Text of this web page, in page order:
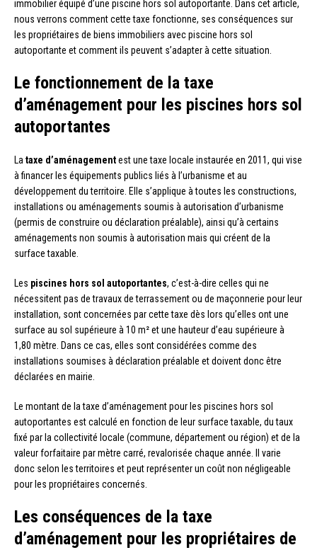
immobilier équipé d’une piscine hors sol autoportante. Dans cet article,
nous verrons comment cette taxe fonctionne, ses conséquences sur
les propriétaires de biens immobiliers avec piscine hors sol
autoportante et comment ils peuvent s’adapter à cette situation.
Le fonctionnement de la taxe
d’aménagement pour les piscines hors sol
autoportantes
Lataxe d’aménagementest une taxe locale instaurée en 2011, qui vise
à financer les équipements publics liés à l’urbanisme et au
développement du territoire. Elle s’applique à toutes les constructions,
installations ou aménagements soumis à autorisation d’urbanisme
(permis de construire ou déclaration préalable), ainsi qu’à certains
aménagements non soumis à autorisation mais qui créent de la
surface taxable.
Les piscines hors sol autoportantes, c’est-à-dire celles qui ne
nécessitent pas de travaux de terrassement ou de maçonnerie pour leur
installation, sont concernées par cette taxe dès lors qu’elles ont une
surface au sol supérieure à 10 m² et une hauteur d’eau supérieure à
1,80 mètre. Dans ce cas, elles sont considérées comme des
installations soumises à déclaration préalable et doivent donc être
déclarées en mairie.
Le montant de la taxe d’aménagement pour les piscines hors sol
autoportantes est calculé en fonction de leur surface taxable, du taux
fixé par la collectivité locale (commune, département ou région) et de la
valeur forfaitaire par mètre carré, revalorisée chaque année. Il varie
donc selon les territoires et peut représenter un coût non négligeable
pour les propriétaires concernés.
Les conséquences de la taxe
d’aménagement pour les propriétaires de